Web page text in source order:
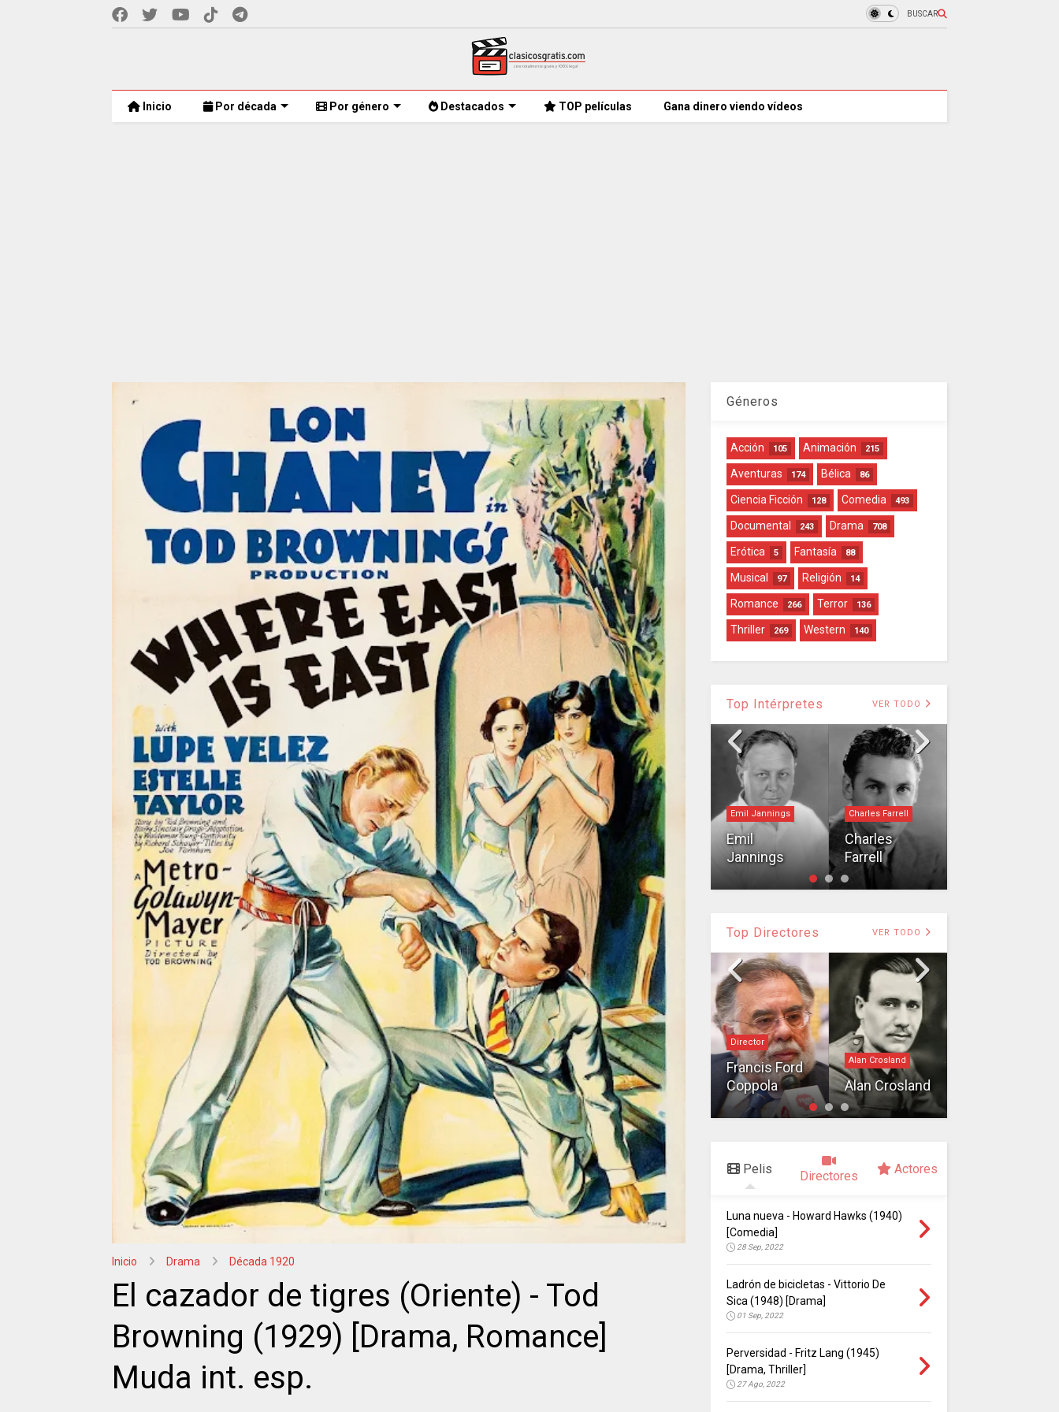
BUSCAR
Inicio Por década Por género Destacados TOP películas Gana dinero viendo vídeos
Inicio Drama Década 1920
El cazador de tigres (Oriente) - Tod
Browning (1929) [Drama, Romance]
Muda int. esp.
Géneros
Acción 105 Animación 215
Aventuras 174 Bélica 86
Ciencia Ficción 128 Comedia 493
Documental 243 Drama 708
Erótica 5 Fantasía 88
Musical 97 Religión 14
Romance 266 Terror 136
Thriller 269 Western 140
Top Intérpretes VER TODO
Director
William Nigh
Director
George
Nichols
Emil Jannings
Emil
Jannings
Charles Farrell
Charles
Farrell
Top Directores VER TODO
Director
Ida Lupino
Director
Gregory La
Cava
Director
Francis Ford
Coppola
Alan Crosland
Alan Crosland
Pelis Directores Actores
Luna nueva - Howard Hawks (1940)
[Comedia]
28 Sep, 2022
Ladrón de bicicletas - Vittorio De
Sica (1948) [Drama]
01 Sep, 2022
Perversidad - Fritz Lang (1945)
[Drama, Thriller]
27 Ago, 2022